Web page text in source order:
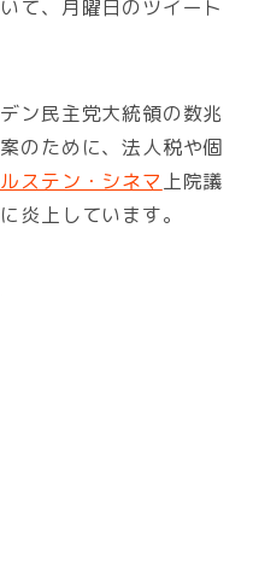
て、月曜日のツイート
ン民主党大統領の数兆
のために、法人税や個
ステン・シネマ 上院議
炎上しています。